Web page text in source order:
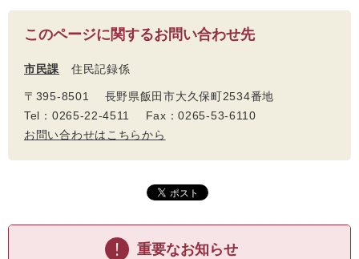
このページに関するお問い合わせ先
市民課 住民記録係
〒395-8501 長野県飯田市大久保町2534番地
Tel：0265-22-4511 Fax：0265-53-6110
お問い合わせはこちらから
重要なお知らせ